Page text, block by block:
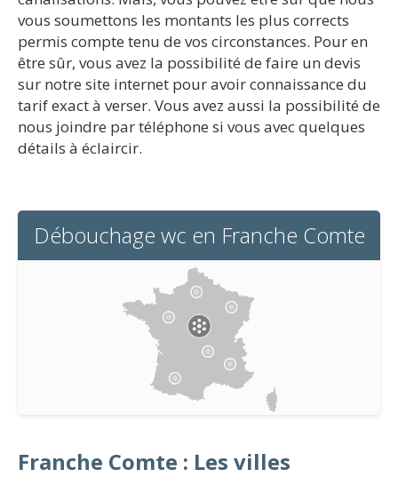
vous soumettons les montants les plus corrects
permis compte tenu de vos circonstances. Pour en
être sûr, vous avez la possibilité de faire un devis
sur notre site internet pour avoir connaissance du
tarif exact à verser. Vous avez aussi la possibilité de
nous joindre par téléphone si vous avec quelques
détails à éclaircir.
Débouchage wc en Franche Comte
Franche Comte : Les villes